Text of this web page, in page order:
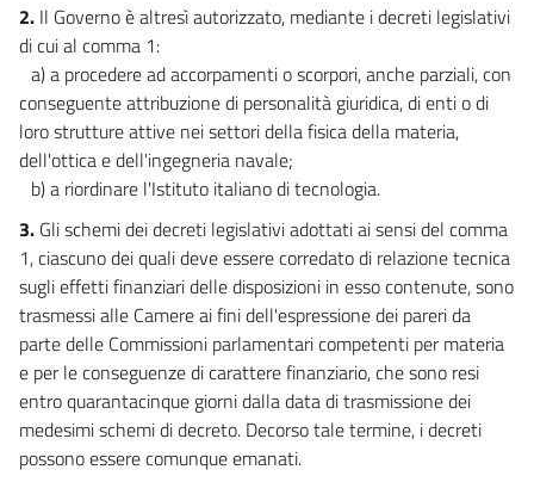
2. Il Governo è altresì autorizzato, mediante i decreti legislativi
di cui al comma 1:
a) a procedere ad accorpamenti o scorpori, anche parziali, con
conseguente attribuzione di personalità giuridica, di enti o di
loro strutture attive nei settori della fisica della materia,
dell'ottica e dell'ingegneria navale;
b) a riordinare l'Istituto italiano di tecnologia.
3. Gli schemi dei decreti legislativi adottati ai sensi del comma
1, ciascuno dei quali deve essere corredato di relazione tecnica
sugli effetti finanziari delle disposizioni in esso contenute, sono
trasmessi alle Camere ai fini dell'espressione dei pareri da
parte delle Commissioni parlamentari competenti per materia
e per le conseguenze di carattere finanziario, che sono resi
entro quarantacinque giorni dalla data di trasmissione dei
medesimi schemi di decreto. Decorso tale termine, i decreti
possono essere comunque emanati.